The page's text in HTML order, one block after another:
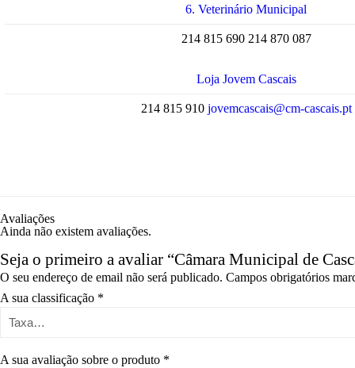
6. Veterinário Municipal
214 815 690 214 870 087
Loja Jovem Cascais
214 815 910 jovemcascais@cm-cascais.pt
Avaliações
Ainda não existem avaliações.
Seja o primeiro a avaliar “Câmara Municipal de
O seu endereço de email não será publicado. Campos obrigatórios
A sua classificação *
A sua avaliação sobre o produto *